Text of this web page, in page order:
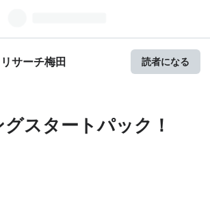
サーチ梅田 読者になる
スタートパック！